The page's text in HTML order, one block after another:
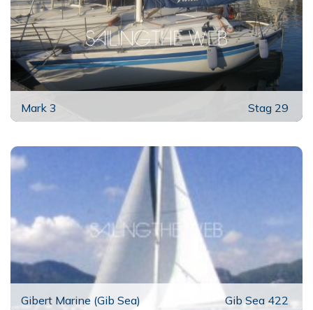
Mark 3 Stag 29
Gibert Marine (Gib Sea) Gib Sea 422